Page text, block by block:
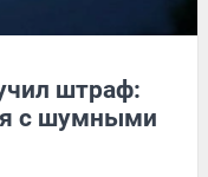
штраф:
с шумными